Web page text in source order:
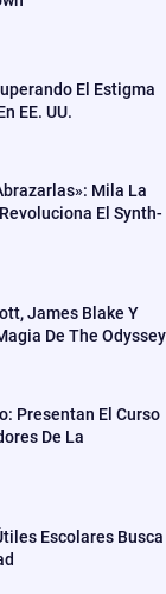
El Estigma
EE. UU.
Mila La
El Synth-
James Blake Y
De The Odyssey
Presentan El Curso
De La
Escolares Busca